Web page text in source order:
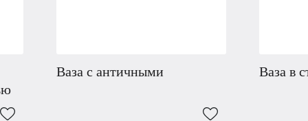
Ваза с античными Ваза в